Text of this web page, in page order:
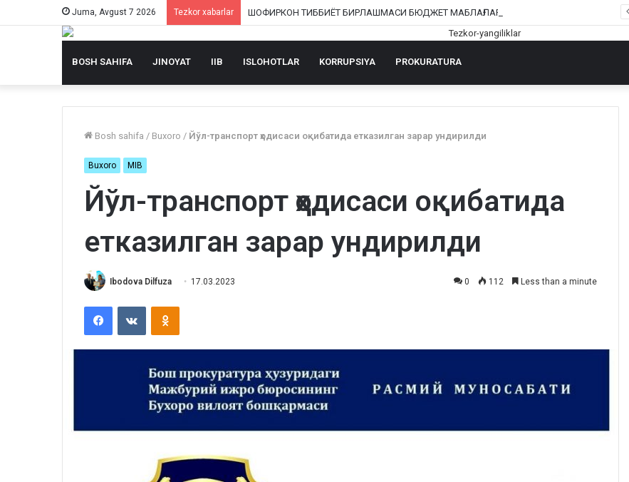
Juma, Avgust 7 2026 Tezkor xabarlar
BOSH SAHIFA JINOYAT IIB ISLOHOTLAR KORRUPSIYA PROKURATURA
Bosh sahifa / Buxoro / Йўл-транспорт ҳодисаси оқибатида етказилган зарар ундирилди
Buxoro MIB
Йўл-транспорт ҳодисаси оқибатида
етказилган зарар ундирилди
Ibodova Dilfuza 17.03.2023 0 112 Less than a minute
FacebookVKontakteOdnoklassniki